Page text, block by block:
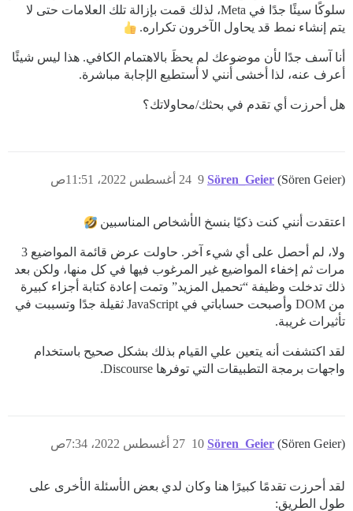
سلوكًا سيئًا جدًا في Meta، لذلك قمت بإزالة تلك العلامات حتى لا
يتم إنشاء نمط قد يحاول الآخرون تكراره.
أنا آسف جدًا لأن موضوعك لم يحظَ بالاهتمام الكافي. هذا ليس شيئًا
أعرف عنه، لذا أخشى أنني لا أستطيع الإجابة مباشرة.
هل أحرزت أي تقدم في بحثك/محاولاتك؟
Sören_Geier (Sören Geier) 24 أغسطس 2022، 11:51ص 9
اعتقدت أنني كنت ذكيًا بنسخ الأشخاص المناسبين
ولا، لم أحصل على أي شيء آخر. حاولت عرض قائمة المواضيع 3
مرات ثم إخفاء المواضيع غير المرغوب فيها في كل منها، ولكن بعد
ذلك تدخلت وظيفة “تحميل المزيد” وتمت إعادة كتابة أجزاء كبيرة
من DOM وأصبحت حساباتي في JavaScript ثقيلة جدًا وتسببت في
تأثيرات غريبة.
لقد اكتشفت أنه يتعين علي القيام بذلك بشكل صحيح باستخدام
واجهات برمجة التطبيقات التي توفرها Discourse.
Sören_Geier (Sören Geier) 27 أغسطس 2022، 7:34ص 10
لقد أحرزت تقدمًا كبيرًا هنا وكان لدي بعض الأسئلة الأخرى على
طول الطريق: